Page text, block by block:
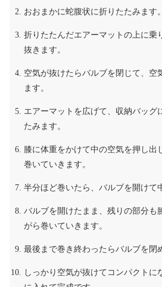
おおまかに蛇腹状に折りたたみます。
折りたたんだエアーマットの上に乗
抜きます。
空気が抜けたらバルブを閉じて、空
ます。
エアーマットを広げて、収納バッグ
たみます。
膝に体重をかけて中の空気を押し出
巻いていきます。
半分ほど巻いたら、バルブを開けて
バルブを開けたまま、残りの部分も
がら巻いていきます。
最後まで巻き終わったらバルブを閉
しっかり空気が抜けてコンパクトに